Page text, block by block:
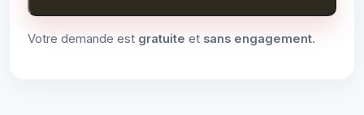
Votre demande est gratuite et sans engagement.